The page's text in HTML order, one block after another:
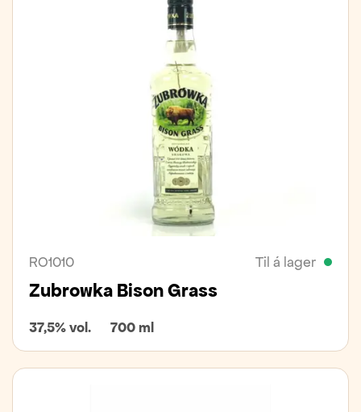
RO1010 Til á lager
Zubrowka Bison Grass
37,5% vol. 700 ml